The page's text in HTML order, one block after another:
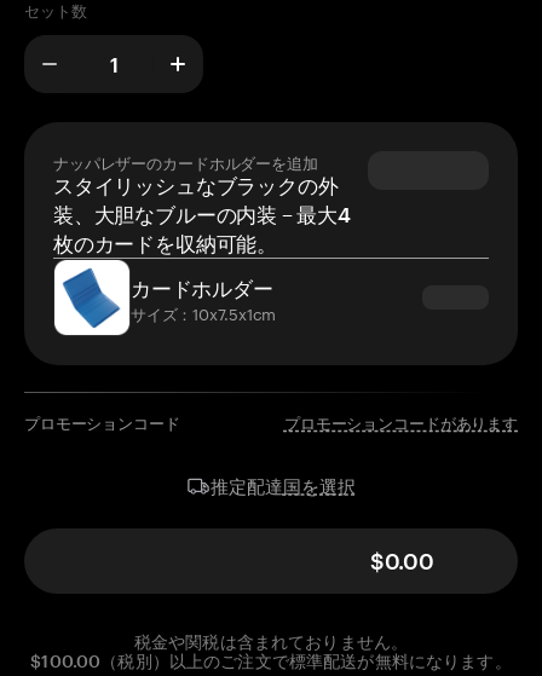
セット数
ナッパレザーのカードホルダーを追加
スタイリッシュなブラックの外
装、大胆なブルーの内装 – 最大4
枚のカードを収納可能。
カードホルダー
サイズ：10x7.5x1cm
プロモーションコード プロモーションコードがあります
推定配達国を選択
$0.00
税金や関税は含まれておりません。
$100.00（税別）以上のご注文で標準配送が無料になります。